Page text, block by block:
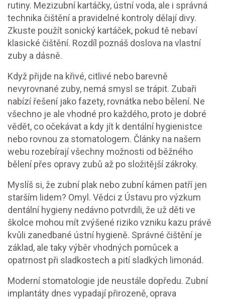
rutiny. Mezizubní kartáčky, ústní voda, ale i správná
technika čištění a pravidelné kontroly dělají divy.
Zkuste použít sonický kartáček, pokud tě nebaví
klasické čištění. Rozdíl poznáš doslova na vlastní
zuby a dásně.
Když přijde na křivé, citlivé nebo barevně
nevyrovnané zuby, nemá smysl se trápit. Zubaři
nabízí řešení jako fazety, rovnátka nebo bělení. Ne
všechno je ale vhodné pro každého, proto je dobré
vědět, co očekávat a kdy jít k dentální hygienistce
nebo rovnou za stomatologem. Články na našem
webu rozebírají všechny možnosti od běžného
bělení přes opravy zubů až po složitější zákroky.
Myslíš si, že zubní plak nebo zubní kámen patří jen
starším lidem? Omyl. Vědci z Ústavu pro výzkum
dentální hygieny nedávno potvrdili, že už děti ve
školce mohou mít zvýšené riziko vzniku kazu právě
kvůli zanedbané ústní hygieně. Správné čištění je
základ, ale taky výběr vhodných pomůcek a
opatrnost při sladkostech a pití sladkých limonád.
Moderní stomatologie jde neustále dopředu. Zubní
implantáty dnes vypadají přirozeně, oprava